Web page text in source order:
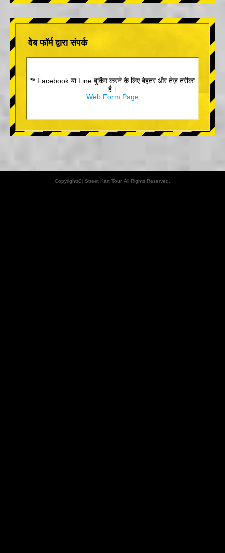
वेब फॉर्म द्वारा संपर्क
** Facebook या Line बुकिंग करने के लिए बेहतर और तेज़ तरीका
है।
Web Form Page
Copyright(C) Street Kart Tour. All Rights Reserved.